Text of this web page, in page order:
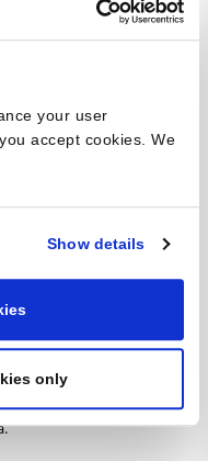
your user
accept cookies. We
Show details
only
la questione ambientale
l’efficienza delle
sull’ambiente.
di fattori quali
energetici, uso di
biodiversità, della qualità